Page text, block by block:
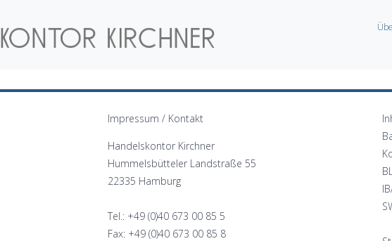
Impressum / Kontakt
Handelskontor Kirchner
Hummelsbütteler Landstraße 55
22335 Hamburg
Tel.: +49 (0)40 673 00 85 5
Fax: +49 (0)40 673 00 85 8